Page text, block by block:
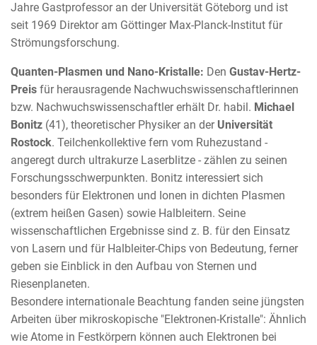
Jahre Gastprofessor an der Universität Göteborg und ist
seit 1969 Direktor am Göttinger Max-Planck-Institut für
Strömungsforschung.
Quanten-Plasmen und Nano-Kristalle: Den Gustav-Hertz-
Preis für herausragende Nachwuchswissenschaftlerinnen
bzw. Nachwuchswissenschaftler erhält Dr. habil. Michael
Bonitz (41), theoretischer Physiker an der Universität
Rostock. Teilchenkollektive fern vom Ruhezustand -
angeregt durch ultrakurze Laserblitze - zählen zu seinen
Forschungsschwerpunkten. Bonitz interessiert sich
besonders für Elektronen und Ionen in dichten Plasmen
(extrem heißen Gasen) sowie Halbleitern. Seine
wissenschaftlichen Ergebnisse sind z. B. für den Einsatz
von Lasern und für Halbleiter-Chips von Bedeutung, ferner
geben sie Einblick in den Aufbau von Sternen und
Riesenplaneten.
Besondere internationale Beachtung fanden seine jüngsten
Arbeiten über mikroskopische "Elektronen-Kristalle": Ähnlich
wie Atome in Festkörpern können auch Elektronen bei